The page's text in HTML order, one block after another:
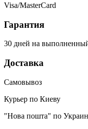
Visa/MasterCard
Гарантия
30 дней на
Доставка
Самовывоз
Курьер по Киеву
"Нова пошта" по